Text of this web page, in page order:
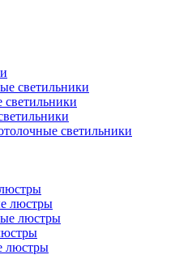
светильники
светильники
люстры
люстры
люстры